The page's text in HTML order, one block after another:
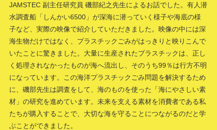
JAMSTEC 副主任研究員 磯部紀之先生によるお話でした。有人潜
水調査船「しんかい6500」が深海に潜っていく様子や海底の様
子など、実際の映像で紹介していただきました。映像の中には深
海生物だけではなく、プラスチックごみがはっきりと映りこんで
いたことに驚きました。大量に生産されたプラスチックは、正し
く処理されなかったものが海へ流出し、そのうち99％は行方不明
になっています。この海洋プラスチックごみ問題を解決するため
に、磯部先生は調査をして、海のものを使った「海にやさしい素
材」の研究を進めています。未来を支える素材を消費者である私
たちが購入することで、大切な海を守ることにつながるのだと学
ぶことができました。